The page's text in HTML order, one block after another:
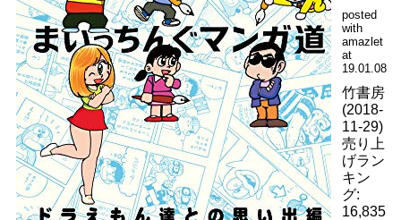
posted
with
amazlet
at
19.01.08
竹書房
(2018-
11-29)
売り上
げラン
キン
グ:
16,835